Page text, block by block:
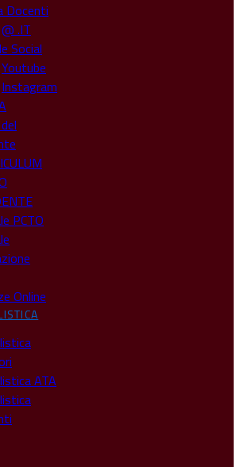
Docenti
@ .IT
Social
Youtube
Instagram
PCTO
Online
ATA